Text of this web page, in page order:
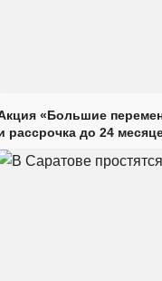
«Большие
рассрочка до 24